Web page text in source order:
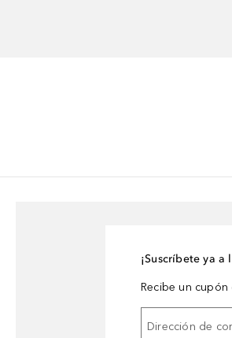
¡Suscríbete ya a
Recibe un
Dirección de